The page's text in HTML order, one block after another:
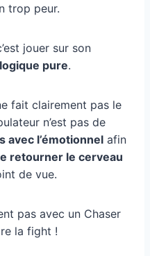
trop peur.
jouer sur son
pure.
fait clairement pas le
n’est pas de
avec l’émotionnel afin
retourner le cerveau
de vue.
pas avec un Chaser
la fight !